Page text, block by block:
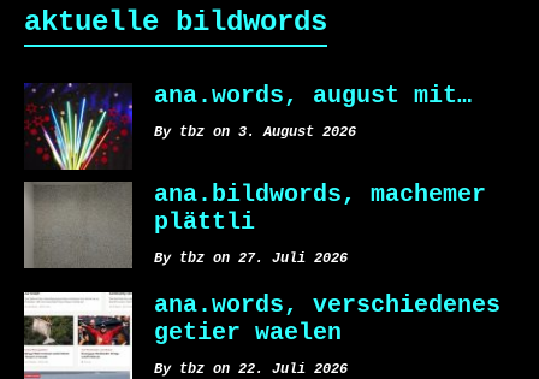
aktuelle bildwords
ana.words, august mit…
By tbz on 3. August 2026
ana.bildwords, machemer
plättli
By tbz on 27. Juli 2026
ana.words, verschiedenes
getier waelen
By tbz on 22. Juli 2026